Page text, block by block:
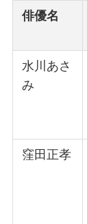
俳優名
水川あさ
み
窪田正孝